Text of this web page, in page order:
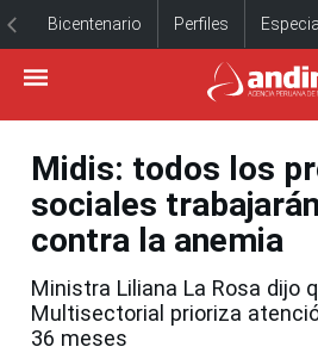
Bicentenario Perfiles
Midis: todos los
sociales
contra la anemia
Ministra Liliana La Rosa dijo
Multisectorial prioriza
36 meses